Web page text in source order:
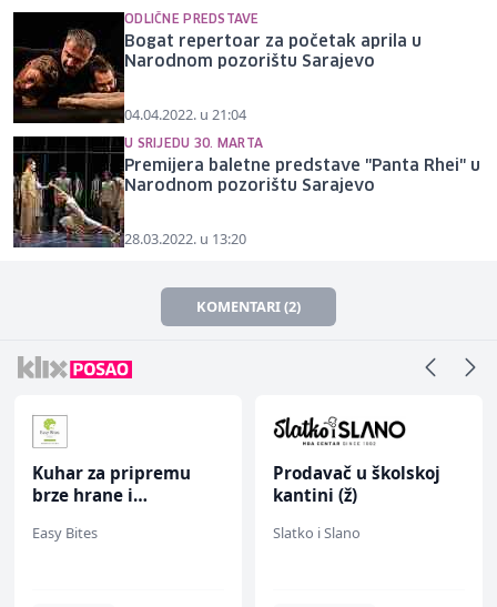
ODLIČNE PREDSTAVE
Bogat repertoar za početak aprila u
Narodnom pozorištu Sarajevo
04.04.2022. u 21:04
U SRIJEDU 30. MARTA
Premijera baletne predstave "Panta Rhei" u
Narodnom pozorištu Sarajevo
28.03.2022. u 13:20
KOMENTARI (2)
Kuhar za pripremu
brze hrane i
ž)
Easy Bites
Prodavač u školskoj
kantini (ž)
Slatko i Slano